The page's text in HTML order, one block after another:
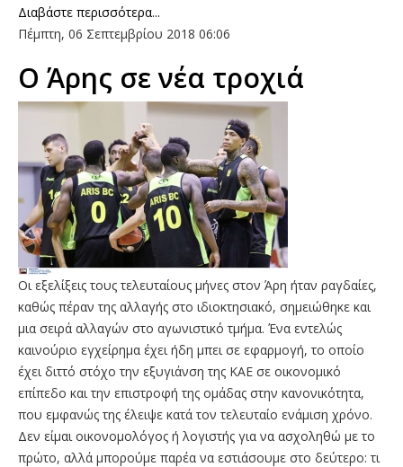
Διαβάστε περισσότερα...
Πέμπτη, 06 Σεπτεμβρίου 2018 06:06
Ο Άρης σε νέα τροχιά
Οι εξελίξεις τους τελευταίους μήνες στον Άρη ήταν ραγδαίες,
καθώς πέραν της αλλαγής στο ιδιοκτησιακό, σημειώθηκε και
μια σειρά αλλαγών στο αγωνιστικό τμήμα. Ένα εντελώς
καινούριο εγχείρημα έχει ήδη μπει σε εφαρμογή, το οποίο
έχει διττό στόχο την εξυγιάνση της ΚΑΕ σε οικονομικό
επίπεδο και την επιστροφή της ομάδας στην κανονικότητα,
που εμφανώς της έλειψε κατά τον τελευταίο ενάμιση χρόνο.
Δεν είμαι οικονομολόγος ή λογιστής για να ασχοληθώ με το
πρώτο, αλλά μπορούμε παρέα να εστιάσουμε στο δεύτερο: τι